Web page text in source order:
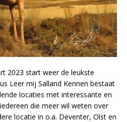
2023 start weer de leukste
Leer mij Salland Kennen bestaat
locaties met interessante en
die meer wil weten over
locatie in o.a. Deventer, Olst en